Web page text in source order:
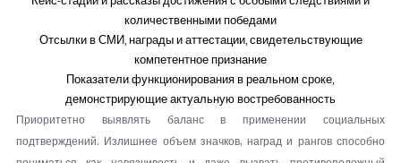
количественными победами
Отсылки в СМИ, награды и аттестации, свидетельствующие
компетентное признание
Показатели функционирования в реальном сроке,
демонстрирующие актуальную востребованность
Приоритетно выявлять баланс в применении социальных
подтверждений. Излишнее объем значков, наград и рангов способно